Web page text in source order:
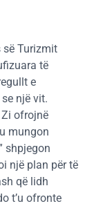
së Turizmit
të
e
një vit.
ofrojnë
mungon
shpjegon
një plan për të
që lidh
t’u ofronte